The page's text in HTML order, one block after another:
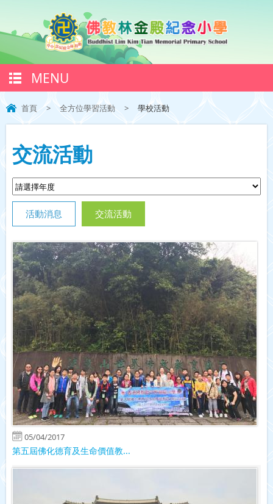
MENU
首頁 > 全方位學習活動 > 學校活動
交流活動
活動消息 交流活動
05/04/2017
第五屆佛化德育及生命價值教...